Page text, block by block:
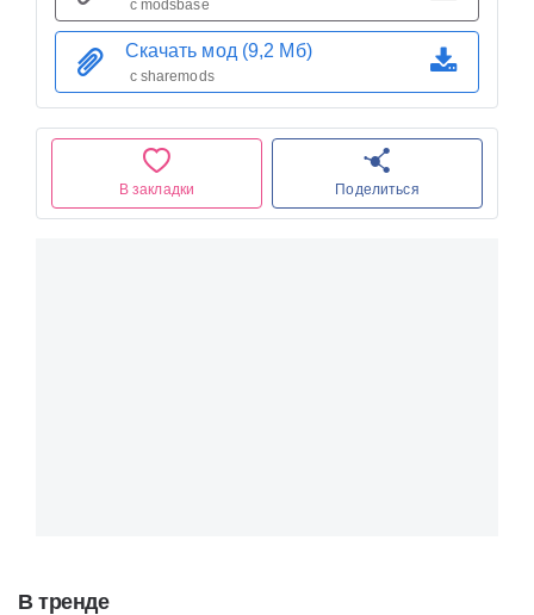
В закладки Поделиться
с modsbase
Скачать мод (9,2 Мб)
с sharemods
В тренде